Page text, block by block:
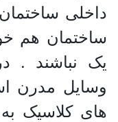
داخلی
ساختمان هم
یک نباشند .
وسایل مدرن
های کلاسیک